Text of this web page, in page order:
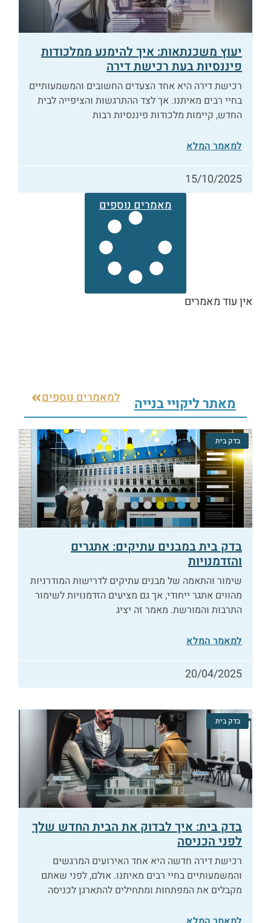
יעוץ משכנתאות: איך להימנע ממלכודות
פיננסיות בעת רכישת דירה
רכישת דירה היא אחד הצעדים החשובים והמשמעותיים
בחיי רבים מאיתנו. אך לצד ההתרגשות והציפייה לבית
החדש, קיימות מלכודות פיננסיות רבות
למאמר המלא
15/10/2025
מאמרים נוספים
אין עוד מאמרים
מאתר ליקויי בנייה למאמרים נוספים
בדק בית
בדק בית במבנים עתיקים: אתגרים
והזדמנויות
שימור והתאמה של מבנים עתיקים לדרישות המודרניות
מהווים אתגר ייחודי, אך גם מציעים הזדמנויות לשימור
התרבות והמורשת. מאמר זה יציג
למאמר המלא
20/04/2025
בדק בית
בדק בית: איך לבדוק את הבית החדש שלך
לפני הכניסה
רכישת דירה חדשה היא אחד האירועים המרגשים
והמשמעותיים בחיי רבים מאיתנו. אולם, לפני שאתם
מקבלים את המפתחות ומתחילים להתארגן לכניסה